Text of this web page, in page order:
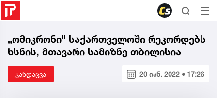
„ომიკრონი" საქართველოში რეკორდებს
ხსნის, მთავარი სამიზნე თბილისია
ჯანდაცვა 20 იან. 2022 • 17:26